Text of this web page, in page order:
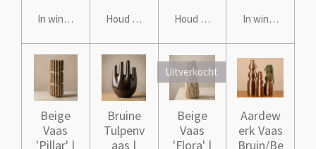
In winkelwagen Houd mij op de hoogteHoud mij op de hoogteIn winkelwagen
Beige
Vaas
'Pillar' |
Bruine
Tulpenv
aas |
Uitverkocht
Beige
Vaas
'Flora' |
Aardew
erk Vaas
Bruin/Be